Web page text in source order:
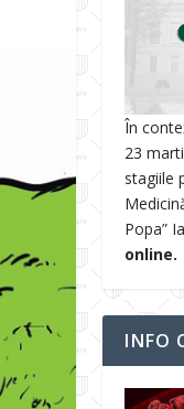
În
23
stagiile
Popa”
online.
INFO